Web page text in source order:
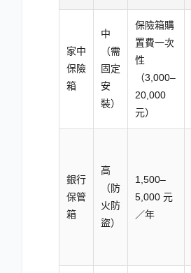
家中
保險
箱
中
（需
固定
安
裝）
保險箱購
置費一次
性
（3,000–
20,000
元）
銀行
保管
箱
高
（防
火防
盜）
1,500–
5,000 元
／年